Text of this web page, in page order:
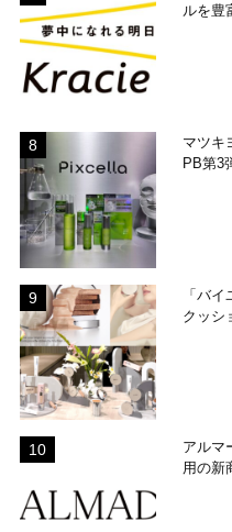
ルを豊
マツキ
PB第3
「バ
クッシ
アルマ
用の新